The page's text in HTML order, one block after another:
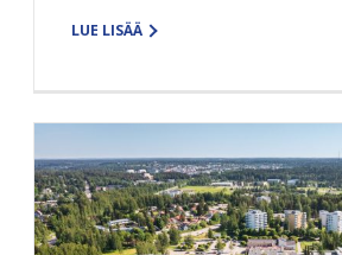
LUE LISÄÄ